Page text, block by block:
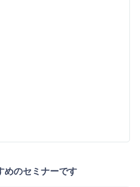
めのセミナーです